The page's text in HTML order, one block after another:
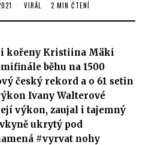
VIRÁL 2 MIN ČTENÍ
kořeny Kristiina Mäki
běhu na 1500
český rekord a o 61 setin
Ivany Walterové
výkon, zaujal i tajemný
ukrytý pod
#vyrvat nohy